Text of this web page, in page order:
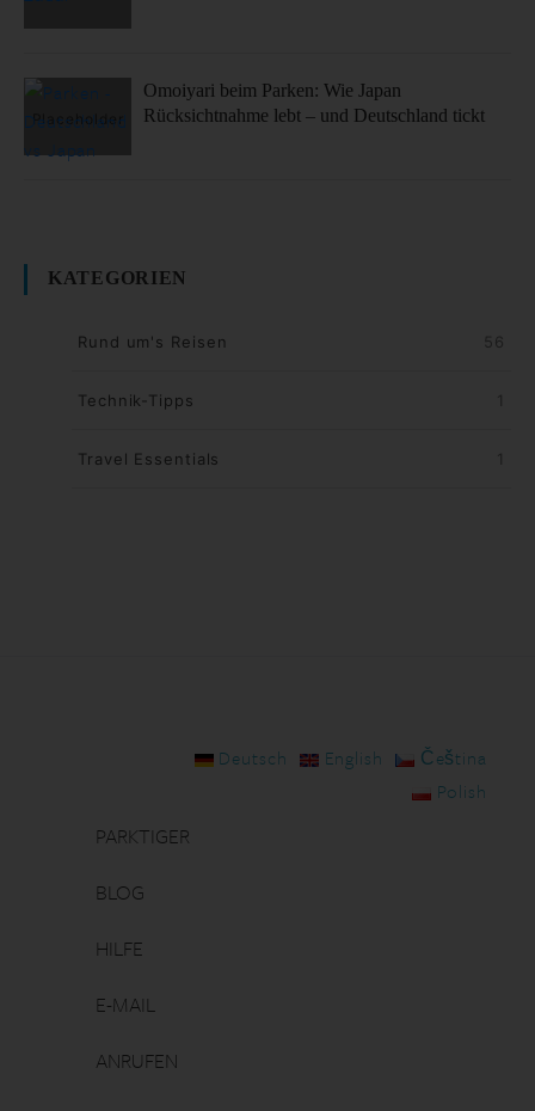
Omoiyari beim Parken: Wie Japan
Rücksichtnahme lebt – und Deutschland tickt
KATEGORIEN
Rund um's Reisen 56
Technik-Tipps 1
Travel Essentials 1
Deutsch English
Čeština
Polish
PARKTIGER
BLOG
HILFE
E-MAIL
ANRUFEN